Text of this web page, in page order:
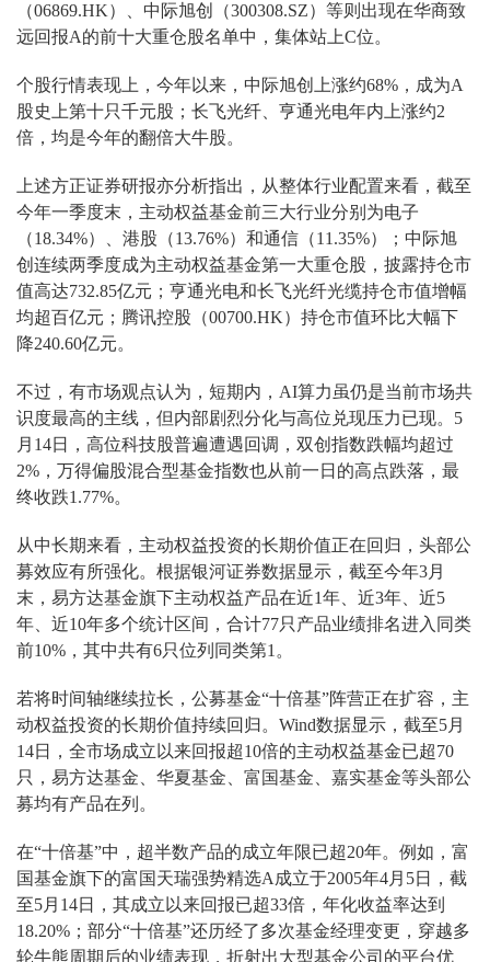
（06869.HK）、中际旭创（300308.SZ）等则出现在华商致
远回报A的前十大重仓股名单中，集体站上C位。
个股行情表现上，今年以来，中际旭创上涨约68%，成为A
股史上第十只千元股；长飞光纤、亨通光电年内上涨约2
倍，均是今年的翻倍大牛股。
上述方正证券研报亦分析指出，从整体行业配置来看，截至
今年一季度末，主动权益基金前三大行业分别为电子
（18.34%）、港股（13.76%）和通信（11.35%）；中际旭
创连续两季度成为主动权益基金第一大重仓股，披露持仓市
值高达732.85亿元；亨通光电和长飞光纤光缆持仓市值增幅
均超百亿元；腾讯控股（00700.HK）持仓市值环比大幅下
降240.60亿元。
不过，有市场观点认为，短期内，AI算力虽仍是当前市场共
识度最高的主线，但内部剧烈分化与高位兑现压力已现。5
月14日，高位科技股普遍遭遇回调，双创指数跌幅均超过
2%，万得偏股混合型基金指数也从前一日的高点跌落，最
终收跌1.77%。
从中长期来看，主动权益投资的长期价值正在回归，头部公
募效应有所强化。根据银河证券数据显示，截至今年3月
末，易方达基金旗下主动权益产品在近1年、近3年、近5
年、近10年多个统计区间，合计77只产品业绩排名进入同类
前10%，其中共有6只位列同类第1。
若将时间轴继续拉长，公募基金“十倍基”阵营正在扩容，主
动权益投资的长期价值持续回归。Wind数据显示，截至5月
14日，全市场成立以来回报超10倍的主动权益基金已超70
只，易方达基金、华夏基金、富国基金、嘉实基金等头部公
募均有产品在列。
在“十倍基”中，超半数产品的成立年限已超20年。例如，富
国基金旗下的富国天瑞强势精选A成立于2005年4月5日，截
至5月14日，其成立以来回报已超33倍，年化收益率达到
18.20%；部分“十倍基”还历经了多次基金经理变更，穿越多
轮牛熊周期后的业绩表现，折射出大型基金公司的平台优